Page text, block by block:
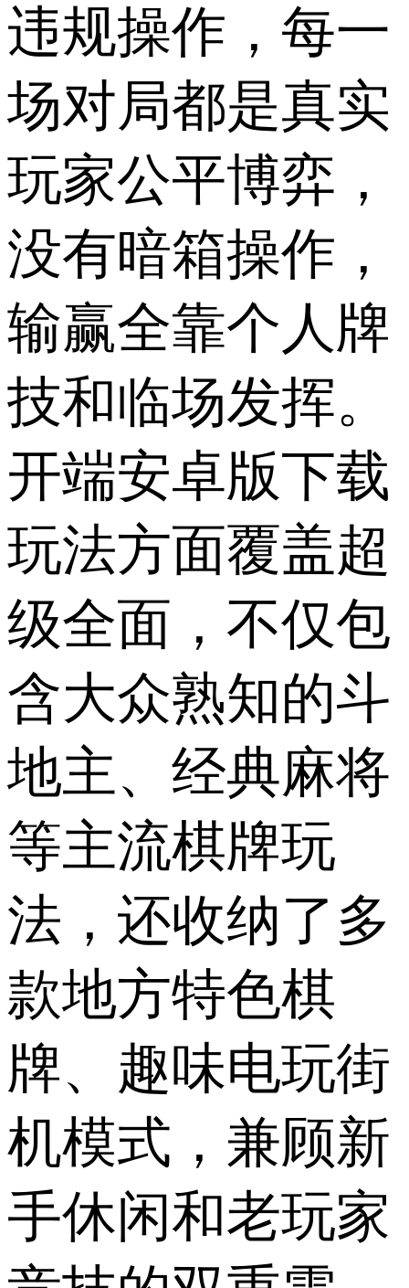
违规操作，每一
场对局都是真实
玩家公平博弈，
没有暗箱操作，
输赢全靠个人牌
技和临场发挥。
开端安卓版下载
玩法方面覆盖超
级全面，不仅包
含大众熟知的斗
地主、经典麻将
等主流棋牌玩
法，还收纳了多
款地方特色棋
牌、趣味电玩街
机模式，兼顾新
手休闲和老玩家